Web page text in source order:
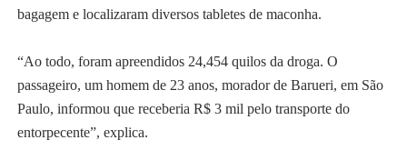
bagagem e localizaram diversos tabletes de maconha.
“Ao todo, foram apreendidos 24,454 quilos da droga. O
passageiro, um homem de 23 anos, morador de Barueri, em São
Paulo, informou que receberia R$ 3 mil pelo transporte do
entorpecente”, explica.